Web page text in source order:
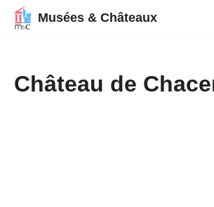
Musées & Châteaux
Château de